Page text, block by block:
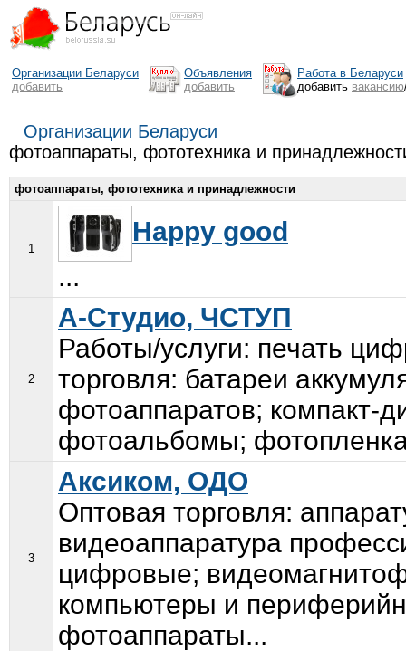
Организации Беларуси
добавить
Объявления
добавить
Работа в Беларуси
добавить вакансию
Организации Беларуси
фотоаппараты, фототехника и
фотоаппараты, фототехника и принадлежности
1
Happy good
...
2
А-Студио, ЧСТУП
Работы/услуги: печать
торговля: батареи
фотоаппаратов; компакт-
фотоальбомы;
3
Аксиком, ОДО
Оптовая торговля:
видеоаппаратура
цифровые;
компьютеры и
фотоаппараты...